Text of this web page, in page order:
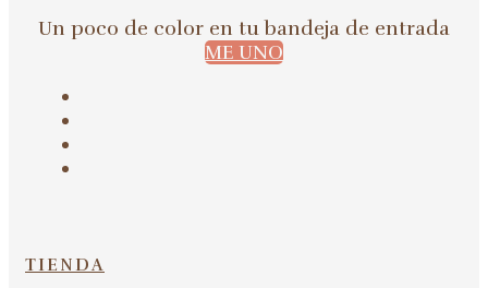
Un poco de color en tu bandeja de entrada
ME UNO
TIENDA